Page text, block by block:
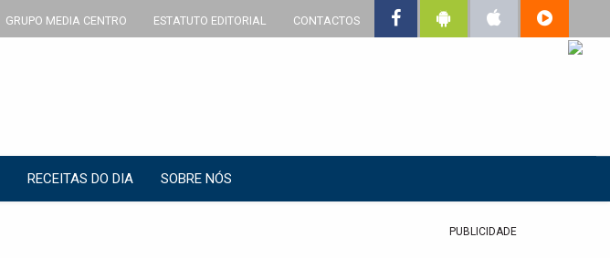
GRUPO MEDIA CENTRO ESTATUTO EDITORIAL CONTACTOS
RECEITAS DO DIA SOBRE NÓS
PUBLICIDADE